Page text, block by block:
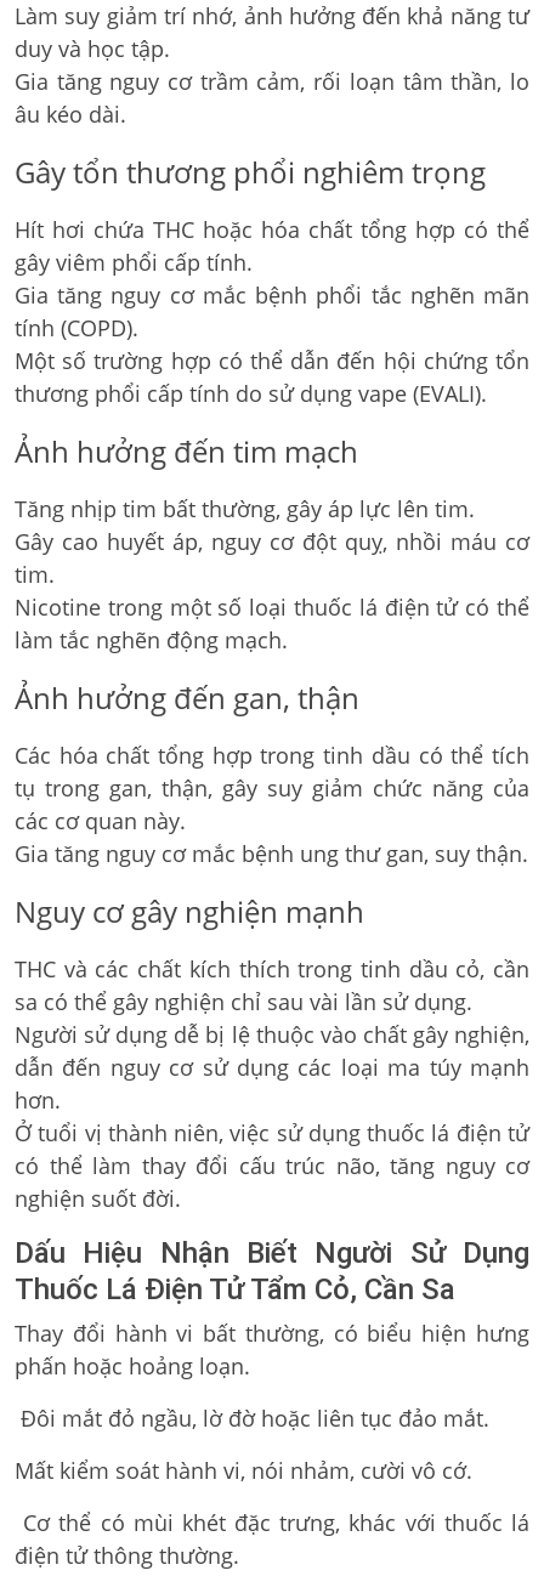
Làm suy giảm trí nhớ, ảnh hưởng đến khả năng tư
duy và học tập.
Gia tăng nguy cơ trầm cảm, rối loạn tâm thần, lo
âu kéo dài.
Gây tổn thương phổi nghiêm trọng
Hít hơi chứa THC hoặc hóa chất tổng hợp có thể
gây viêm phổi cấp tính.
Gia tăng nguy cơ mắc bệnh phổi tắc nghẽn mãn
tính (COPD).
Một số trường hợp có thể dẫn đến hội chứng tổn
thương phổi cấp tính do sử dụng vape (EVALI).
Ảnh hưởng đến tim mạch
Tăng nhịp tim bất thường, gây áp lực lên tim.
Gây cao huyết áp, nguy cơ đột quỵ, nhồi máu cơ
tim.
Nicotine trong một số loại thuốc lá điện tử có thể
làm tắc nghẽn động mạch.
Ảnh hưởng đến gan, thận
Các hóa chất tổng hợp trong tinh dầu có thể tích
tụ trong gan, thận, gây suy giảm chức năng của
các cơ quan này.
Gia tăng nguy cơ mắc bệnh ung thư gan, suy thận.
Nguy cơ gây nghiện mạnh
THC và các chất kích thích trong tinh dầu cỏ, cần
sa có thể gây nghiện chỉ sau vài lần sử dụng.
Người sử dụng dễ bị lệ thuộc vào chất gây nghiện,
dẫn đến nguy cơ sử dụng các loại ma túy mạnh
hơn.
Ở tuổi vị thành niên, việc sử dụng thuốc lá điện tử
có thể làm thay đổi cấu trúc não, tăng nguy cơ
nghiện suốt đời.
Dấu Hiệu Nhận Biết Người Sử Dụng
Thuốc Lá Điện Tử Tẩm Cỏ, Cần Sa
Thay đổi hành vi bất thường, có biểu hiện hưng
phấn hoặc hoảng loạn.
Đôi mắt đỏ ngầu, lờ đờ hoặc liên tục đảo mắt.
Mất kiểm soát hành vi, nói nhảm, cười vô cớ.
Cơ thể có mùi khét đặc trưng, khác với thuốc lá
điện tử thông thường.